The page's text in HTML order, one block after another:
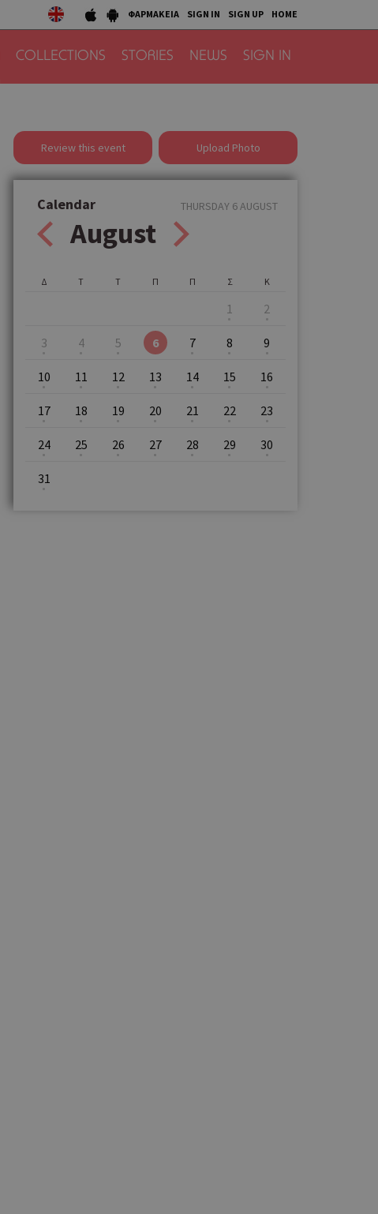
ΦΑΡΜΑΚΕΙΑ SIGN IN SIGN UP HOME
COLLECTIONS STORIES NEWS SIGN IN
Review this event Upload Photo
Calendar
August
THURSDAY 6 AUGUST
Δ Τ Τ Π Π Σ
1
Κ
2
3 4 5 6 7 8 9
10 11 12 13 14 15 16
17 18 19 20 21 22 23
24 25 26 27 28 29 30
31